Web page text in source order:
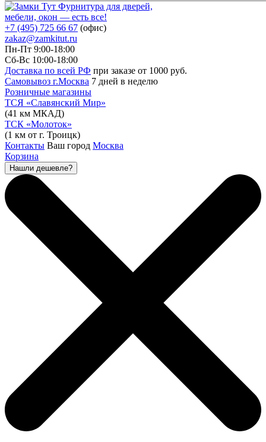
Фурнитура для дверей,
мебели, окон — есть все!
+7 (495) 725 66 67 (офис)
zakaz@zamkitut.ru
Пн-Пт 9:00-18:00
Сб-Вс 10:00-18:00
Доставка по всей РФ при заказе от 1000 руб.
Самовывоз г.Москва 7 дней в неделю
Розничные магазины
ТСЯ «Славянский Мир»
(41 км МКАД)
ТСК «Молоток»
(1 км от г. Троицк)
Контакты Ваш город Москва
Корзина
Нашли дешевле?